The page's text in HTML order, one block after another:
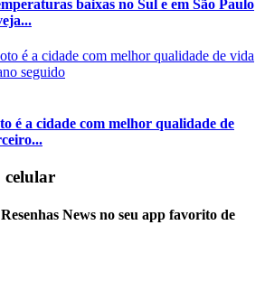
baixas no Sul e em São Paulo
é a cidade com melhor qualidade de
celular
News no seu app favorito de